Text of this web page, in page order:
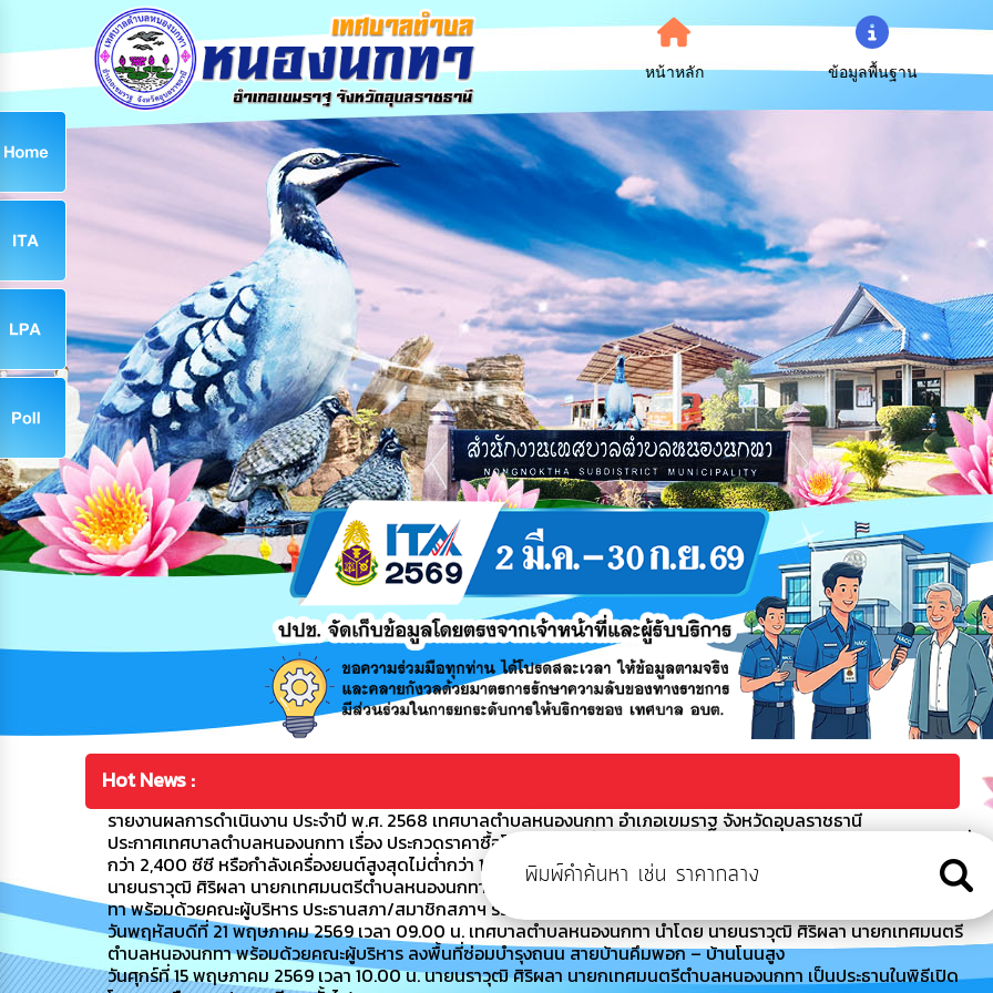
หน้าหลัก ข้อมูลพื้นฐาน
Hot News :
รายงานผลการดำเนินงาน ประจำปี พ.ศ. 2568 เทศบาลตำบลหนองนกทา อำเภอเขมราฐ จังหวัดอุบลราชธานี
ประกาศเทศบาลตำบลหนองนกทา เรื่อง ประกวดราคาซื้อโครงการจัดซื้อรถบรรทุก(ดีเซล) ขนาด 1 ตัน ปริมาตรกระบอก ไม่ต่ำ
กว่า 2,400 ซีซี หรือกำลังเครื่องยนต์สูงสุดไม่ต่ำกว่า 110 กิโลวัตต์ ขับเคลื่อน 2 ล้อ แบบดับเ
นายนราวุฒิ ศิริผลา นายกเทศมนตรีตำบลหนองนกทา มอบหมายให้นายเวียงชัย ทีฆายุพรรค รองนายกเทศมนตรีตำบลหนอง
ทา พร้อมด้วยคณะผู้บริหาร ประธานสภา/สมาชิกสภาฯ ร่วมต้อนรับนางฐิติวรดา เทพเสนา นายกเหล่ากาชาดจังหวั
วันพฤหัสบดีที่ 21 พฤษภาคม 2569 เวลา 09.00 น. เทศบาลตำบลหนองนกทา นำโดย นายนราวุฒิ ศิริผลา นายกเทศมนตรี
ตำบลหนองนกทา พร้อมด้วยคณะผู้บริหาร ลงพื้นที่ซ่อมบำรุงถนน สายบ้านคึมพอก – บ้านโนนสูง
วันศุกร์ที่ 15 พฤษภาคม 2569 เวลา 10.00 น. นายนราวุฒิ ศิริผลา นายกเทศมนตรีตำบลหนองนกทา เป็นประธานในพิธีเปิด